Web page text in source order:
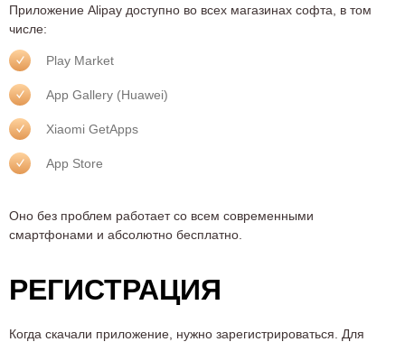
Приложение Alipay доступно во всех магазинах софта, в том
числе:
Play Market
App Gallery (Huawei)
Xiaomi GetApps
App Store
Оно без проблем работает со всем современными
смартфонами и абсолютно бесплатно.
РЕГИСТРАЦИЯ
Когда скачали приложение, нужно зарегистрироваться. Для